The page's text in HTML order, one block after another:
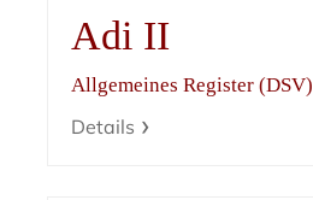
Adi II
Allgemeines Register (DSV)
Details